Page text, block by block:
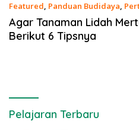
Featured, Panduan Budidaya,
Agar Tanaman Lidah
Berikut 6 Tipsnya
Pelajaran Terbaru